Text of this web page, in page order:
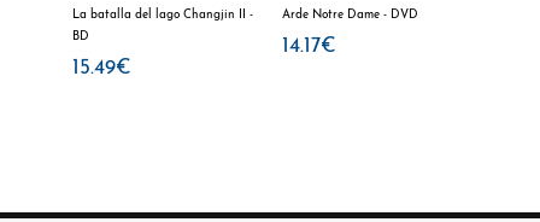
La batalla del lago Changjin II -
BD
15.49€
Arde Notre Dame - DVD
14.17€